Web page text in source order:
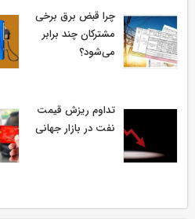
چرا قبض برق برخی
مشترکان چند برابر
می‌شود؟
تداوم ریزش قیمت
نفت در بازار جهانی